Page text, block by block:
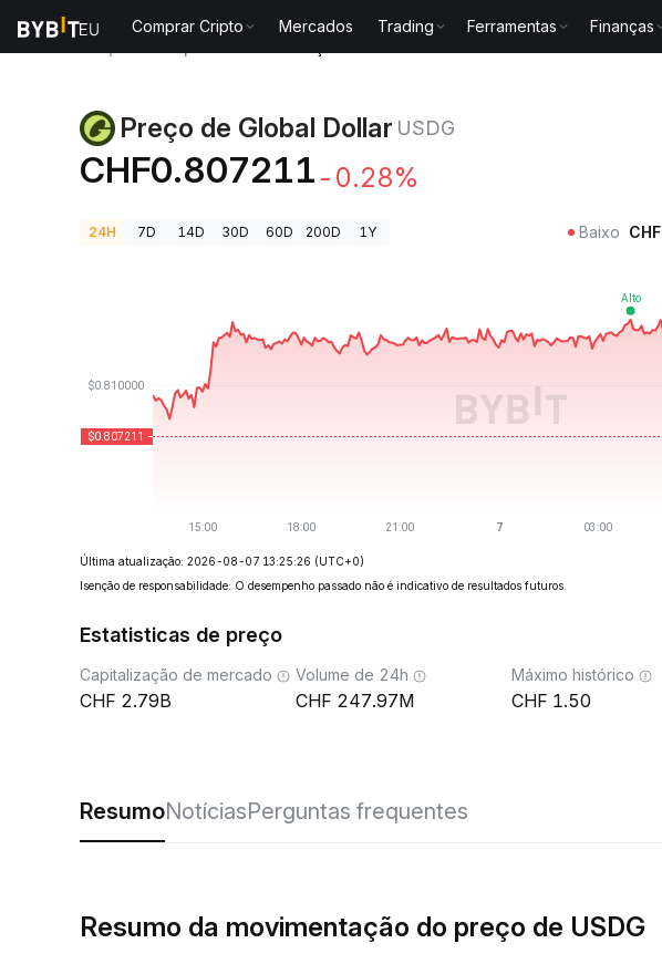
Comprar Cripto Mercados Trading Ferramentas Finanças
Preço de Global Dollar USDG
CHF0.807211 -0.28%
24H 7D 14D 30D 60D 200D 1Y Baixo CHF
Última atualização: 2026-08-07 13:25:26 (UTC+0)
Isenção de responsabilidade: O desempenho passado não é indicativo de resultados futuros.
Estatisticas de preço
Capitalização de mercado
2.79B
Volume de 24h
247.97M
Máximo histórico
1.50
ResumoNotíciasPerguntas frequentes
Resumo da movimentação do preço de USDG